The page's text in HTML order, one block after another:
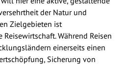
der Natur und
Zielgebieten ist
Während Reisen
einerseits einen
Sicherung von